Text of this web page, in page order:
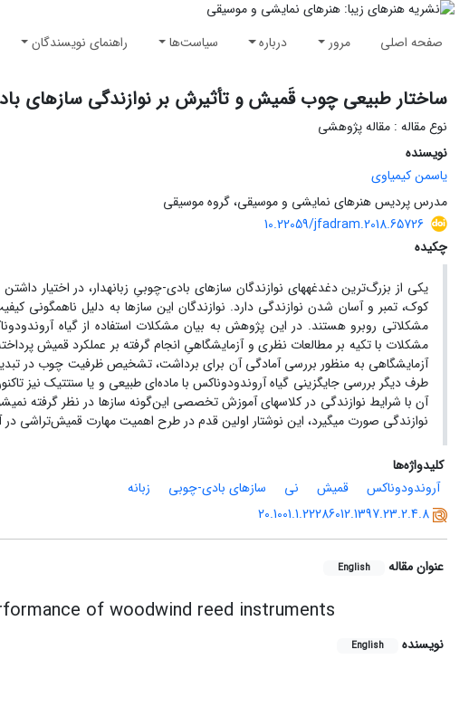
صفحه اصلی مرور درباره سیاست‌ها راهنمای نویسندگان
ساختار طبیعی چوب قَمیش و تأثیرش بر نوازندگی سازهای
نوع مقاله : مقاله پژوهشی
نویسنده
یاسمن کیمیاوی
مدرس پردیس هنرهای نمایشی و موسیقی، گروه موسیقی
10.22059/jfadram.2018.65726
چکیده
یکی از بزرگ‌ترین دغدغههای نوازندگان سازهای بادی-چوبیِ زبانهدار، در اختیار
کوک، تمبر و آسان شدن نوازندگی دارد. نوازندگان این سازها به دلیل ناهمگونی
مشکلاتی روبرو هستند. در این پژوهش به بیان مشکلات استفاده از گیاه
مشکلات با تکیه بر مطالعات نظری و آزمایشگاهیِ انجام گرفته بر عملکرد قمیش
آزمایشگاهی به منظور بررسی آمادگی آن برای برداشت، تشخیص ظرفیت چوب در تبدیل
طرف دیگر بررسی جایگزینی گیاه آروندو‌دوناکس با ماده‌ای طبیعی و یا سنتتیک نیز
آن با شرایط نوازندگی در کلاس‏های آموزش تخصصی این‌گونه سازها در نظر گرفته
نوازندگی صورت می‏گیرد، این نوشتار اولین قدم در طرح اهمیت مهارت قمیش‌تراشی
کلیدواژه‌ها
آروندودوناکس
قمیش نی سازهای بادی-چوبی
زبانه
20.1001.1.22286012.1397.23.2.4.8
عنوان مقاله English
of woodwind reed instruments
نویسنده English